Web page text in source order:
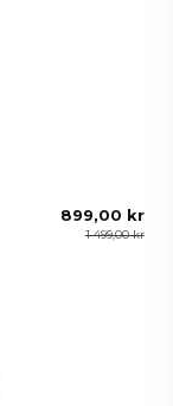
899,00 kr
1 499,00 kr